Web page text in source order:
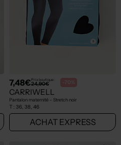
7,48€Prix boutique :
24,90€ -70%
CARRIWELL
Pantalon maternité - Stretch noir
T : 36, 38, 46
ACHAT EXPRESS